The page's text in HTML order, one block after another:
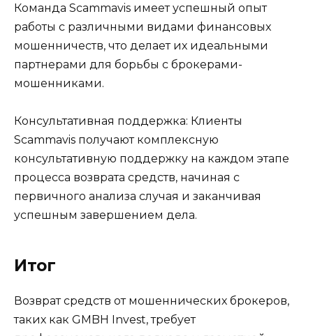
Команда Scammavis имеет успешный опыт
работы с различными видами финансовых
мошенничеств, что делает их идеальными
партнерами для борьбы с брокерами-
мошенниками.
Консультативная поддержка: Клиенты
Scammavis получают комплексную
консультативную поддержку на каждом этапе
процесса возврата средств, начиная с
первичного анализа случая и заканчивая
успешным завершением дела.
Итог
Возврат средств от мошеннических брокеров,
таких как GMBH Invest, требует